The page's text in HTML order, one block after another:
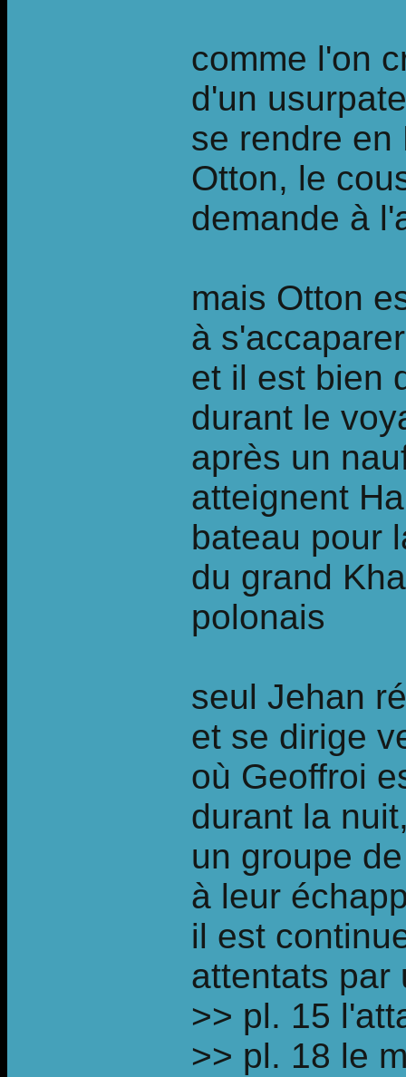
comme l'on
d'un
se rendre en
Otton, le
demande à
mais Otton
à
et il est bien
durant le
après un
atteignent
bateau pour
du grand
polonais
seul Jehan
et se dirige
où Geoffroi
durant la
un groupe
à leur
il est
attentats par
>> pl. 15
>> pl. 18 le